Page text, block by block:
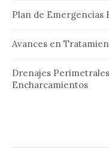
Plan de Emergencias
Avances en
Drenajes
Encharcamientos